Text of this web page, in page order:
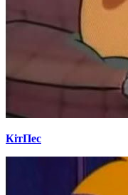
КітПес